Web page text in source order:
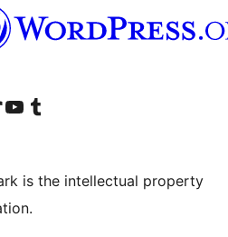
Instagram
de LinkedIn
cuenta de TikTok
Visitá nuestro canal de YouTube
Visitá nuestra cuenta de Tumblr
is the intellectual property